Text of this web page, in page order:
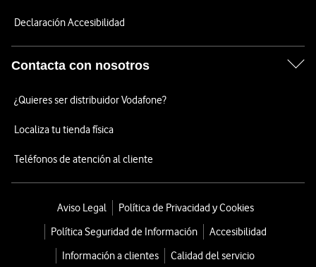
Declaración Accesibilidad
Contacta con nosotros
¿Quieres ser distribuidor Vodafone?
Localiza tu tienda física
Teléfonos de atención al cliente
Aviso Legal
Política de Privacidad y Cookies
Política Seguridad de Información
Accesibilidad
Información a clientes
Calidad del servicio